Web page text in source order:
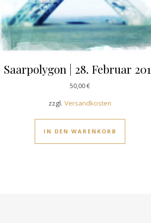
Saarpolygon | 28. Februar
50,00€
zzgl.Versandkosten
IN DEN WARENKORB